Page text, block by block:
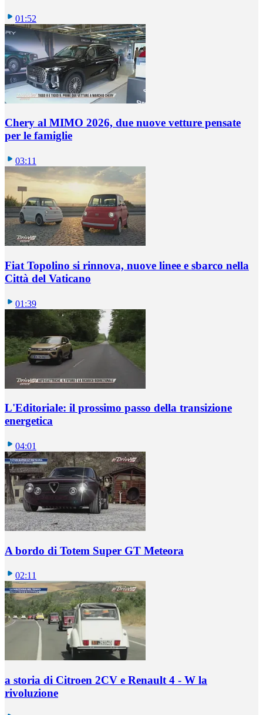
01:52
Chery al MIMO 2026, due nuove vetture pensate
per le famiglie
03:11
Fiat Topolino si rinnova, nuove linee e sbarco nella
Città del Vaticano
01:39
L'Editoriale: il prossimo passo della transizione
energetica
04:01
A bordo di Totem Super GT Meteora
02:11
a storia di Citroen 2CV e Renault 4 - W la
rivoluzione